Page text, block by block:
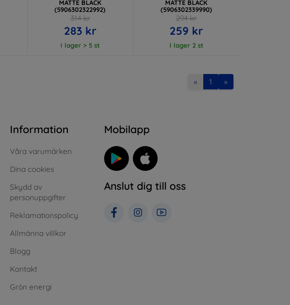
MATTE BLACK
(5906302322992)
314 kr
283 kr
I lager > 5 st
MATTE BLACK
(5906302339990)
294 kr
259 kr
I lager 2 st
« 1 »
Information
Våra varumärken
Dina cookies
Skydd av
personuppgifter
Reklamationspolicy
Allmänna villkor
Blogg
Kontakt
Grön energi
Mobilapp
Anslut dig till oss